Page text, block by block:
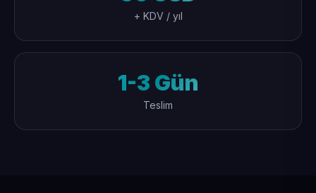
+ KDV / yıl
1-3 Gün
Teslim